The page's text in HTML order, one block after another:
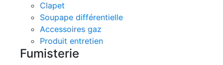
Clapet
Soupape différentielle
Accessoires gaz
Produit entretien
Fumisterie